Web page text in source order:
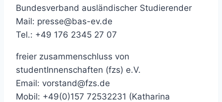
Bundesverband ausländischer Studierender
Mail: presse@bas-ev.de
Tel.: +49 176 2345 27 07
freier zusammenschluss von
studentInnenschaften (fzs) e.V.
Email: vorstand@fzs.de
Mobil: +49(0)157 72532231 (Katharina